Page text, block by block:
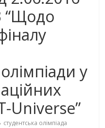
“Щодо
у
Universe”
студентська олімпіада